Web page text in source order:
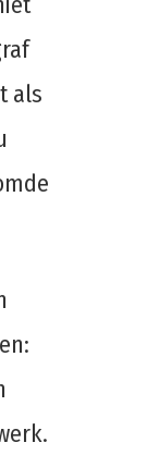
als